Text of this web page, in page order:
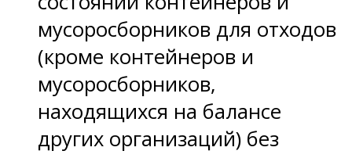
мусоросборников для отходов
(кроме контейнеров и
мусоросборников,
находящихся на балансе
других организаций) без